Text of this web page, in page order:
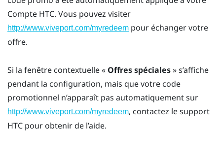
Compte HTC. Vous pouvez visiter
http://www.viveport.com/myredeem pour échanger votre
offre.
Si la fenêtre contextuelle « Offres spéciales» s’affiche
pendant la configuration, mais que votre code
promotionnel n’apparaît pas automatiquement sur
http://www.viveport.com/myredeem, contactez le support
HTC pour obtenir de l’aide.